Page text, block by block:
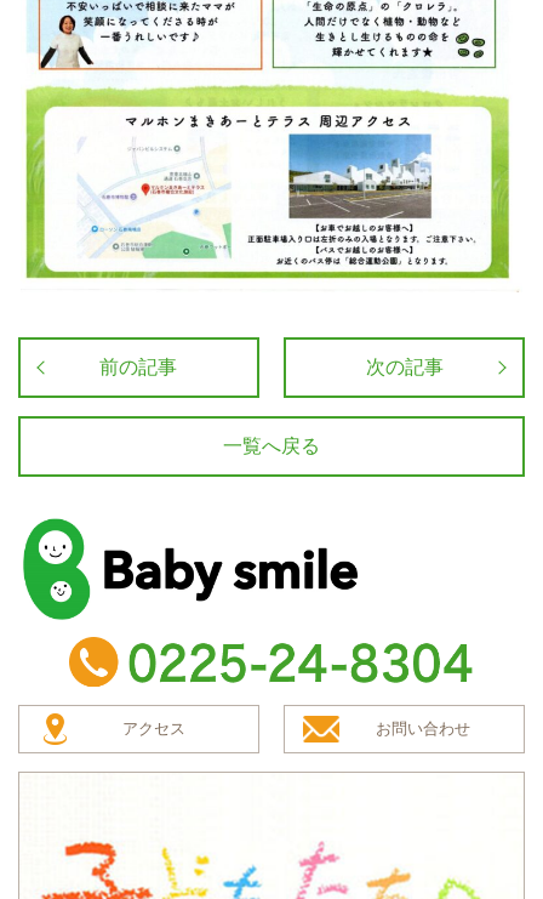
前の記事 次の記事
一覧へ戻る
baby smile
TEL：0225-24-8304
アクセス お問い合わせ